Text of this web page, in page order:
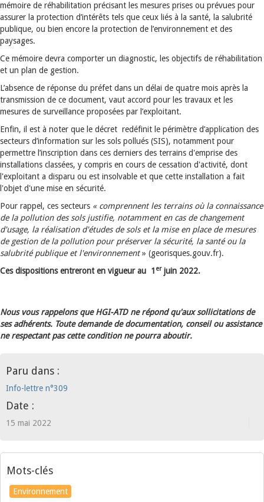
mémoire de réhabilitation précisant les mesures prises ou prévues pour
assurer la protection d’intérêts tels que ceux liés à la santé, la salubrité
publique, ou bien encore la protection de l’environnement et des
paysages.
Ce mémoire devra comporter un diagnostic, les objectifs de réhabilitation
et un plan de gestion.
L’absence de réponse du préfet dans un délai de quatre mois après la
transmission de ce document, vaut accord pour les travaux et les
mesures de surveillance proposées par l’exploitant.
Enfin, il est à noter que le décret redéfinit le périmètre d’application des
secteurs d’information sur les sols pollués (SIS), notamment pour
permettre l’inscription dans ces derniers des terrains d'emprise des
installations classées, y compris en cours de cessation d'activité, dont
l'exploitant a disparu ou est insolvable et que cette installation a fait
l'objet d'une mise en sécurité.
Pour rappel, ces secteurs « comprennent les terrains où la connaissance
de la pollution des sols justifie, notamment en cas de changement
d'usage, la réalisation d'études de sols et la mise en place de mesures
de gestion de la pollution pour préserver la sécurité, la santé ou la
salubrité publique et l'environnement» (georisques.gouv.fr).
Ces dispositions entreront en vigueur au 1 erjuin 2022.
Nous vous rappelons que HGI-ATD ne répond qu'aux sollicitations de
ses adhérents. Toute demande de documentation, conseil ou assistance
ne respectant pas cette condition ne pourra aboutir.
Paru dans :
Info-lettre n°309
Date :
15 mai 2022
Mots-clés
Environnement